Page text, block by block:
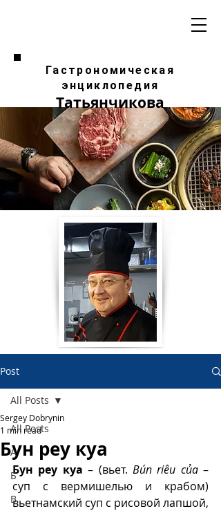
Гастрономическая
энциклопедия
Татьянчикова
Post
All Posts
А
Б
В
All Posts
Бун реу куа
Sergey Dobrynin
1 min read
Бун реу куа – (вьет. Bún riêu của –
суп с вермишелью и крабом)
вьетнамский суп с рисовой лапшой,